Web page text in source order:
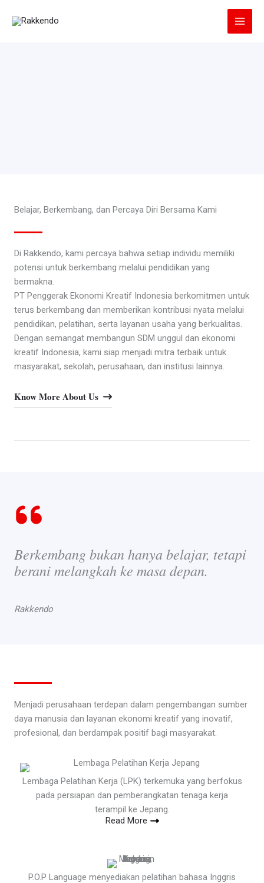
Belajar, Berkembang, dan Percaya Diri Bersama Kami
Di Rakkendo, kami percaya bahwa setiap individu memiliki
potensi untuk berkembang melalui pendidikan yang
bermakna.
PT Penggerak Ekonomi Kreatif Indonesia berkomitmen untuk
terus berkembang dan memberikan kontribusi nyata melalui
pendidikan, pelatihan, serta layanan usaha yang berkualitas.
Dengan semangat membangun SDM unggul dan ekonomi
kreatif Indonesia, kami siap menjadi mitra terbaik untuk
masyarakat, sekolah, perusahaan, dan institusi lainnya.
Know More About Us
Berkembang bukan hanya belajar, tetapi
berani melangkah ke masa depan.
Rakkendo
Menjadi perusahaan terdepan dalam pengembangan sumber
daya manusia dan layanan ekonomi kreatif yang inovatif,
profesional, dan berdampak positif bagi masyarakat.
Lembaga Pelatihan Kerja (LPK) terkemuka yang berfokus
pada persiapan dan pemberangkatan tenaga kerja
terampil ke Jepang.
Read More
P.O.P Language menyediakan pelatihan bahasa Inggris